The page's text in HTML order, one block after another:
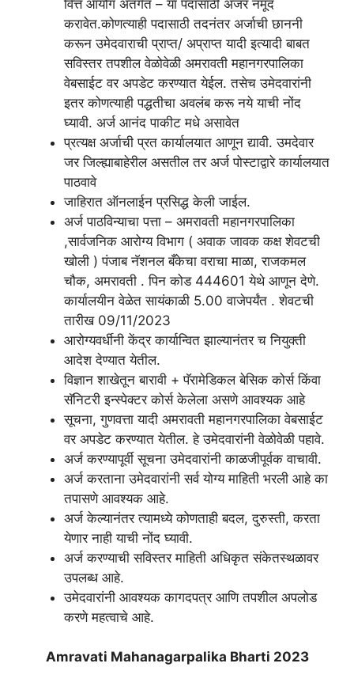
वित्त आयोग अंतर्गत – या पदासाठी अजर नमूद
करावेत.कोणत्याही पदासाठी तदनंतर अर्जाची छाननी
करून उमेदवाराची प्राप्त/ अप्राप्त यादी इत्यादी बाबत
सविस्तर तपशील वेळोवेळी अमरावती महानगरपालिका
वेबसाईट वर अपडेट करण्यात येईल. तसेच उमेदवारांनी
इतर कोणत्याही पद्धतीचा अवलंब करू नये याची नोंद
घ्यावी. अर्ज आनंद पाकीट मधे असावेत
प्रत्यक्ष अर्जाची प्रत कार्यालयात आणून द्यावी. उमदेवार
जर जिल्ह्याबाहेरील असतील तर अर्ज पोस्टाद्वारे कार्यालयात
पाठवावे
जाहिरात ऑनलाईन प्रसिद्ध केली जाईल.
अर्ज पाठविन्याचा पत्ता – अमरावती महानगरपालिका
,सार्वजनिक आरोग्य विभाग ( अवाक जावक कक्ष शेवटची
खोली ) पंजाब नॅशनल बँकेचा वराचा माळा, राजकमल
चौक, अमरावती . पिन कोड 444601 येथे आणून देणे.
कार्यालयीन वेळेत सायंकाळी 5.00 वाजेपर्यंत . शेवटची
तारीख 09/11/2023
आरोग्यवर्धीनी केंद्र कार्यान्वित झाल्यानंतर च नियुक्ती
आदेश देण्यात येतील.
विज्ञान शाखेतून बारावी + पॅरामेडिकल बेसिक कोर्स किंवा
सॅनिटरी इन्स्पेक्टर कोर्स केलेला असणे आवश्यक आहे
सूचना, गुणवत्ता यादी अमरावती महानगरपालिका वेबसाईट
वर अपडेट करण्यात येतील. हे उमेदवारांनी वेळोवेळी पहावे.
अर्ज करण्यापूर्वी सूचना उमेदवारांनी काळजीपूर्वक वाचावी.
अर्ज करताना उमेदवारांनी सर्व योग्य माहिती भरली आहे का
तपासणे आवश्यक आहे.
अर्ज केल्यानंतर त्यामध्ये कोणताही बदल, दुरुस्ती, करता
येणार नाही याची नोंद घ्यावी.
अर्ज करण्याची सविस्तर माहिती अधिकृत संकेतस्थळावर
उपलब्ध आहे.
उमेदवारांनी आवश्यक कागदपत्र आणि तपशील अपलोड
करणे महत्वाचे आहे.
Amravati Mahanagarpalika Bharti 2023